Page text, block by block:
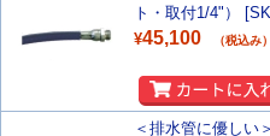
ト・取付1/4"）
¥45,100 （税込み）
＜排水管に優し